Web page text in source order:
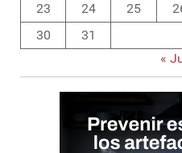
23
24 25
30
31
«